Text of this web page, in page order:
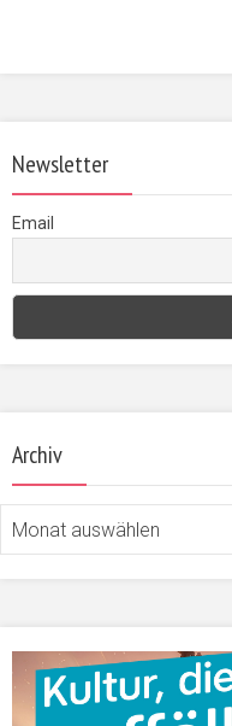
Newsletter
Email
Archiv
Archiv